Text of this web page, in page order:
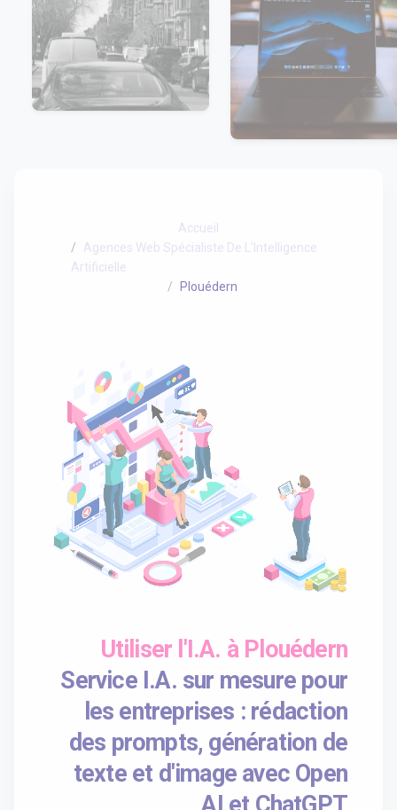
Accueil
Agences Web Spécialiste De L'Intelligence
Artificielle
Plouédern
Utiliser l'I.A. à Plouédern
Service I.A. sur mesure pour
les entreprises : rédaction
des prompts, génération de
texte et d'image avec Open